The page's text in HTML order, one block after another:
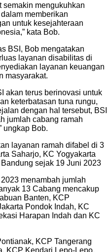
semakin mengukuhkan
memberikan
untuk kesejahteraan
kata Bob.
BSI, Bob mengatakan
layanan disabilitas di
layanan keuangan
masyarakat.
akan terus berinovasi untuk
keterbatasan tuna rungu,
dengan hal tersebut, BSI
jumlah cabang ramah
ungkap Bob.
layanan ramah difabel di 3
Saharjo, KC Yogyakarta
sejak 19 Juni 2023
menambah jumlah
13 Cabang mencakup
Banten, KCP
Pondok Indah, KC
Harapan Indah dan KC
KCP Tangerang
KCP Kendari Lepo-Lepo,